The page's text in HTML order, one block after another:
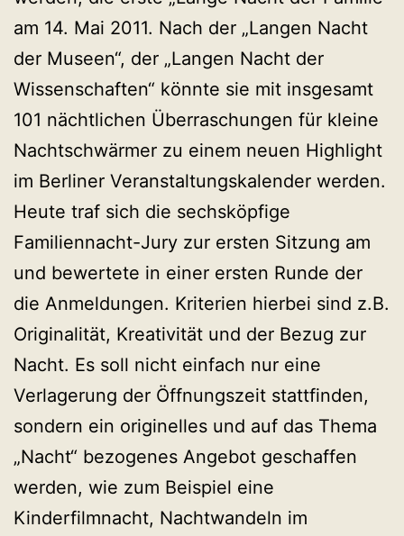
am 14. Mai 2011. Nach der „Langen Nacht
der Museen“, der „Langen Nacht der
Wissenschaften“ könnte sie mit insgesamt
101 nächtlichen Überraschungen für kleine
Nachtschwärmer zu einem neuen Highlight
im Berliner Veranstaltungskalender werden.
Heute traf sich die sechsköpfige
Familiennacht-Jury zur ersten Sitzung am
und bewertete in einer ersten Runde der
die Anmeldungen. Kriterien hierbei sind z.B.
Originalität, Kreativität und der Bezug zur
Nacht. Es soll nicht einfach nur eine
Verlagerung der Öffnungszeit stattfinden,
sondern ein originelles und auf das Thema
„Nacht“ bezogenes Angebot geschaffen
werden, wie zum Beispiel eine
Kinderfilmnacht, Nachtwandeln im